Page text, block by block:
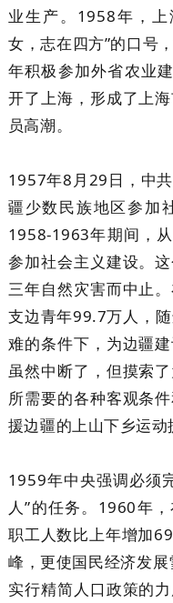
业生产。1958年，
女，志在四方”的口号
年积极参加外省农业
开了上海，形成了上
员高潮。
1957年8月29日，中
疆少数民族地区参加
1958-1963年期间，
参加社会主义建设。
三年自然灾害而中止
支边青年99.7万人，
难的条件下，为边疆
虽然中断了，但摸索
所需要的各种客观条
援边疆的上山下乡运动
1959年中央强调必须
人”的任务。1960年
职工人数比上年增加
峰，更使国民经济发
实行精简人口政策的